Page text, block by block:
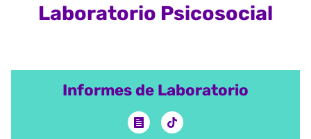
Laboratorio Psicosocial
Informes de Laboratorio